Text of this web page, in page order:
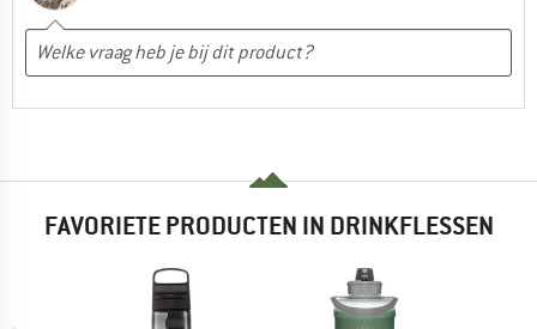
FAVORIETE PRODUCTEN IN DRINKFLESSEN